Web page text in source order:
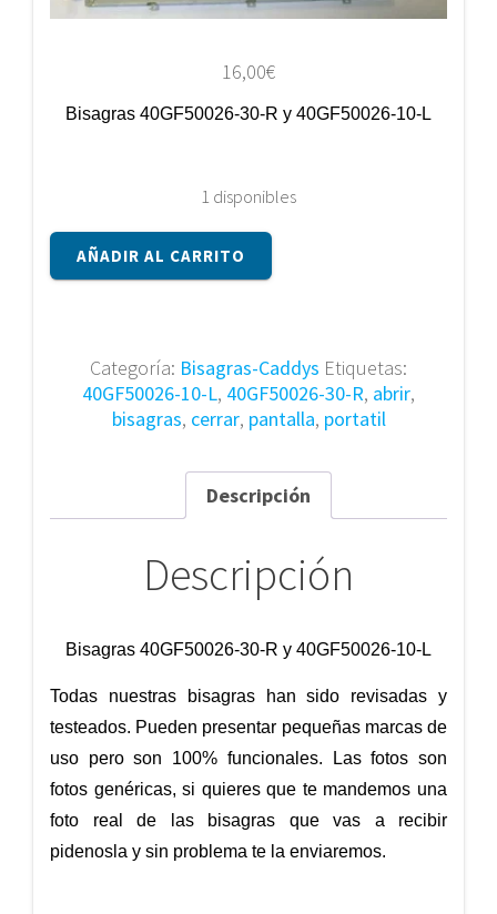
16,00€
Bisagras 40GF50026-30-R y 40GF50026-10-L
1 disponibles
Bisagras
40GF50026-
40GF50026-
AÑADIR AL CARRITO
Categoría: Bisagras-Caddys Etiquetas:
40GF50026-10-L, 40GF50026-30-R, abrir,
bisagras, cerrar, pantalla, portatil
Descripción
Descripción
Bisagras 40GF50026-30-R y 40GF50026-10-L
Todas nuestras bisagras han sido revisadas y
testeados. Pueden presentar pequeñas marcas de
uso pero son 100% funcionales. Las fotos son
fotos genéricas, si quieres que te mandemos una
foto real de las bisagras que vas a recibir
pidenosla y sin problema te la enviaremos.